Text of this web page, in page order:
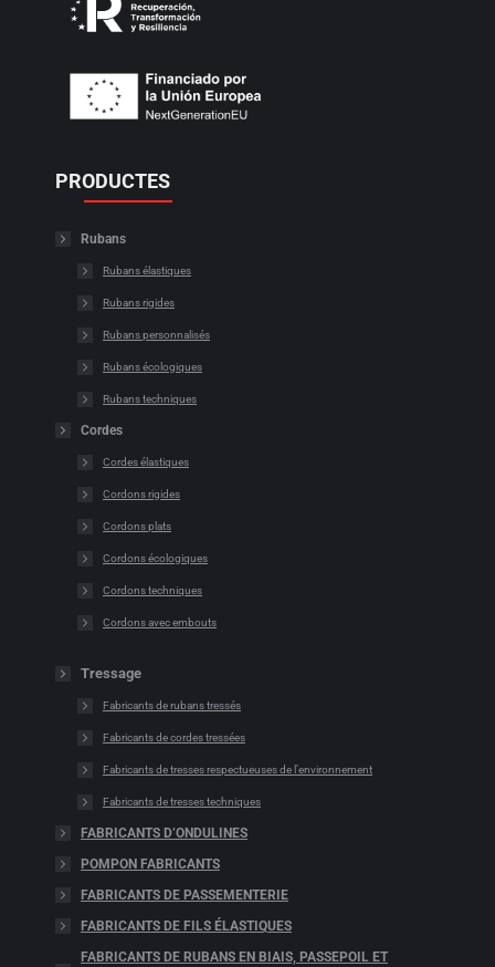
PRODUCTES
Rubans
Rubans élastiques
Rubans rigides
Rubans personnalisés
Rubans écologiques
Rubans techniques
Cordes
Cordes élastiques
Cordons rigides
Cordons plats
Cordons écologiques
Cordons techniques
Cordons avec embouts
Tressage
Fabricants de rubans tressés
Fabricants de cordes tressées
Fabricants de tresses respectueuses de l’environnement
Fabricants de tresses techniques
FABRICANTS D’ONDULINES
POMPON FABRICANTS
FABRICANTS DE PASSEMENTERIE
FABRICANTS DE FILS ÉLASTIQUES
FABRICANTS DE RUBANS EN BIAIS, PASSEPOIL ET